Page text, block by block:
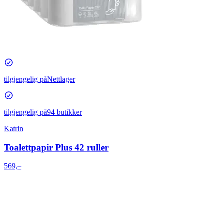
tilgjengelig påNettlager
tilgjengelig på94 butikker
Katrin
Toalettpapir Plus 42 ruller
569,–